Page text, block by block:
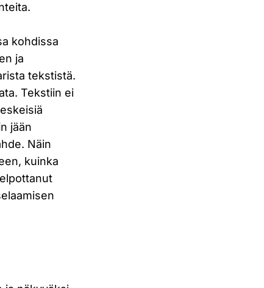
kohdissa
ja
tekstistä.
Tekstiin ei
jään
Näin
kuinka